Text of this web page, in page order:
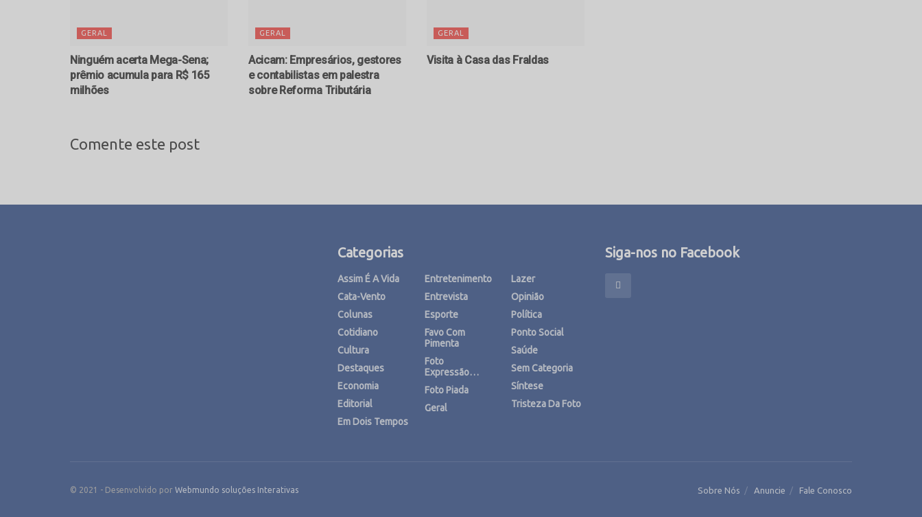
GERAL
Ninguém acerta Mega-Sena;
prêmio acumula para R$ 165
milhões
GERAL
Acicam: Empresários, gestores
e contabilistas em palestra
sobre Reforma Tributária
GERAL
Visita à Casa das Fraldas
Comente este post
Categorias
Assim É A Vida
Cata-Vento
Colunas
Cotidiano
Cultura
Destaques
Economia
Editorial
Em Dois Tempos
Entretenimento
Entrevista
Esporte
Favo Com
Pimenta
Foto
Expressão…
Foto Piada
Geral
Lazer
Opinião
Política
Ponto Social
Saúde
Sem Categoria
Síntese
Tristeza Da Foto
Siga-nos no Facebook
Sobre Nós Anuncie Fale Conosco
© 2021 - Desenvolvido por Webmundo soluções Interativas